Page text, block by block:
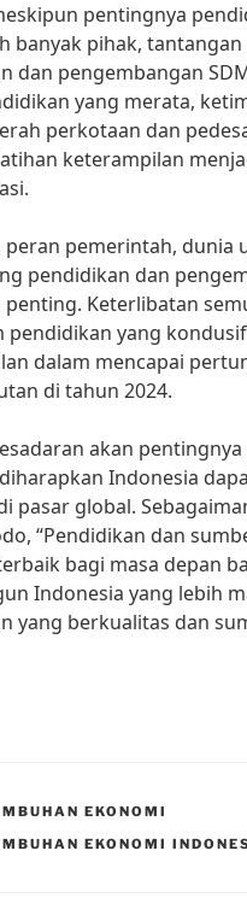
pentingnya
banyak pihak,
dan pengembangan
yang merata,
perkotaan dan
keterampilan
pemerintah, dunia
pendidikan dan
Keterlibatan
pendidikan yang
dalam mencapai
di tahun 2024.
akan
Indonesia
pasar global.
“Pendidikan dan
bagi masa depan
Indonesia yang lebih
yang berkualitas dan
EKONOMI
EKONOMI